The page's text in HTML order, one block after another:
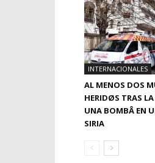
INTERNACIONALES
AL MENOS DOS
HERIDØS TRAS
UNA BOMBÂ EN
SIRIA